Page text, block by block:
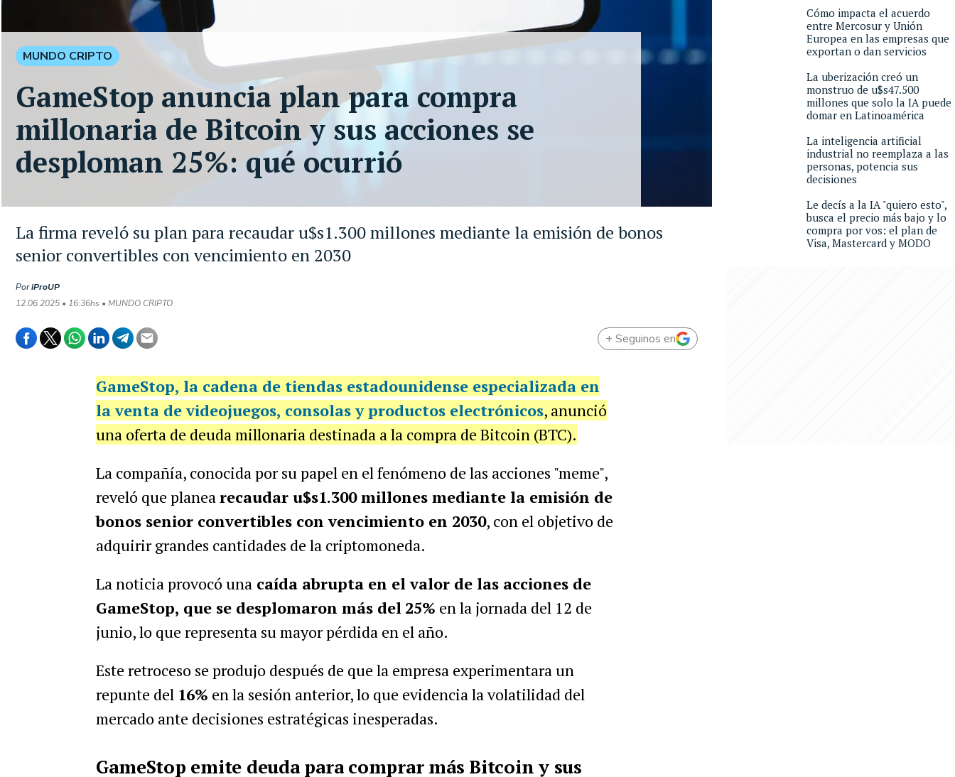
La firma reveló su plan para recaudar u$s1.300 millones mediante la emisión de bonos
senior convertibles con vencimiento en 2030
PoriProUP
12.06.2025 • 16:36hs • MUNDO CRIPTO
MUNDO CRIPTO
GameStop anuncia plan para compra
millonaria de Bitcoin y sus acciones se
desploman 25%: qué ocurrió
+ Seguinos en
GameStop, la cadena de tiendas estadounidense especializada en
la venta devideojuegos, consolas y productos electrónicos, anunció
una oferta de deuda millonaria destinada a la compra de Bitcoin (BTC).
La compañía, conocida por su papel en el fenómeno de las acciones "meme",
reveló que planearecaudar u$s1.300 millones mediante la emisión de
bonos senior convertibles con vencimiento en 2030, con el objetivo de
adquirir grandes cantidades de la criptomoneda.
La noticia provocó unacaída abrupta en el valor de las acciones de
GameStop, que se desplomaron más del 25% en la jornada del 12 de
junio, lo que representa su mayor pérdida en el año.
Este retroceso se produjo después de que la empresa experimentara un
repunte del 16% en la sesión anterior, lo que evidencia la volatilidad del
mercado ante decisiones estratégicas inesperadas.
GameStop emite deuda para comprar más Bitcoin y sus
Cómo impacta el acuerdo
entre Mercosur y Unión
Europea en las empresas que
exportan o dan servicios
La uberización creó un
monstruo de u$s47.500
millones que solo la IA puede
domar en Latinoamérica
La inteligencia artificial
industrial no reemplaza a las
personas, potencia sus
decisiones
Le decís a la IA "quiero esto",
busca el precio más bajo y lo
compra por vos: el plan de
Visa, Mastercard y MODO